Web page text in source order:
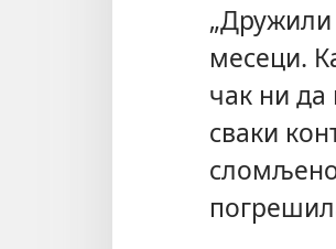
месеци.
чак ни да
сваки